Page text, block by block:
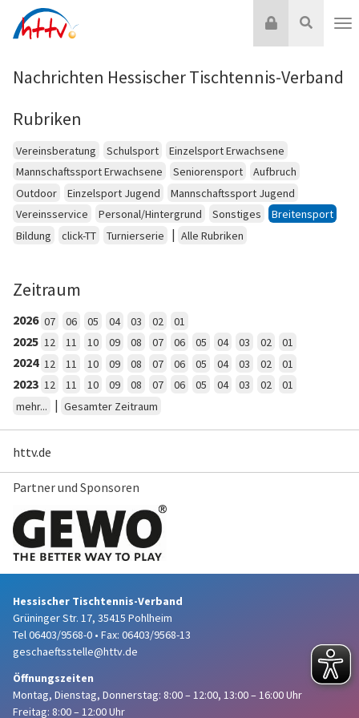
Inhalt
Suche
Login
Nachrichten Hessischer Tischtennis-Verband
Rubriken
Vereinsberatung Schulsport
Einzelsport Erwachsene
Mannschaftssport Erwachsene
Seniorensport
Aufbruch
Outdoor
Einzelsport Jugend
Mannschaftssport Jugend
Vereinsservice
Personal/Hintergrund Sonstiges
Breitensport
Bildung
click-TT Turnierserie | Alle Rubriken
Zeitraum
2026 07 06 05 04 03 02 01
2025 12 11 10 09 08 07 06 05 04 03 02 01
2024 12 11 10 09 08 07 06 05 04 03 02 01
2023 12 11 10 09 08 07 06 05 04 03 02
01
mehr...
| Gesamter Zeitraum
httv.de
Partner und Sponsoren
Hessischer Tischtennis-Verband
Grüninger Str. 17, 35415 Pohlheim
Tel 06403/9568-0 • Fax: 06403/9568-13
geschaeftsstelle@httv.de
Öffnungszeiten
Montag, Dienstag, Donnerstag: 8:00 – 12:00, 13:00 – 16:00 Uhr
Freitag: 8:00 – 12:00 Uhr